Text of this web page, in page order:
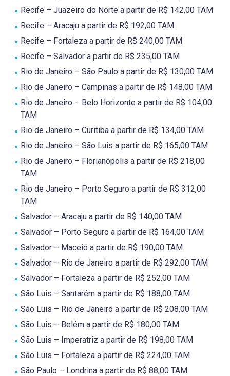
Recife – Juazeiro do Norte a partir de R$ 142,00 TAM
Recife – Aracaju a partir de R$ 192,00 TAM
Recife – Fortaleza a partir de R$ 240,00 TAM
Recife – Salvador a partir de R$ 235,00 TAM
Rio de Janeiro – São Paulo a partir de R$ 130,00 TAM
Rio de Janeiro – Campinas a partir de R$ 148,00 TAM
Rio de Janeiro – Belo Horizonte a partir de R$ 104,00
TAM
Rio de Janeiro – Curitiba a partir de R$ 134,00 TAM
Rio de Janeiro – São Luis a partir de R$ 165,00 TAM
Rio de Janeiro – Florianópolis a partir de R$ 218,00
TAM
Rio de Janeiro – Porto Seguro a partir de R$ 312,00
TAM
Salvador – Aracaju a partir de R$ 140,00 TAM
Salvador – Porto Seguro a partir de R$ 164,00 TAM
Salvador – Maceió a partir de R$ 190,00 TAM
Salvador – Rio de Janeiro a partir de R$ 292,00 TAM
Salvador – Fortaleza a partir de R$ 252,00 TAM
São Luis – Santarém a partir de R$ 188,00 TAM
São Luis – Rio de Janeiro a partir de R$ 208,00 TAM
São Luis – Belém a partir de R$ 180,00 TAM
São Luis – Imperatriz a partir de R$ 198,00 TAM
São Luis – Fortaleza a partir de R$ 224,00 TAM
São Paulo – Londrina a partir de R$ 88,00 TAM